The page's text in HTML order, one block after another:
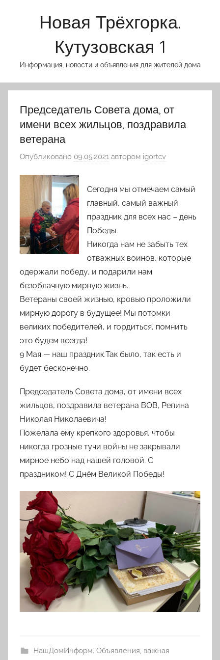
Новая Трёхгорка.
Кутузовская 1
Информация, новости и объявления для жителей дома
Председатель Совета дома, от
имени всех жильцов, поздравила
ветерана
Опубликовано 09.05.2021 автором igortcv
Сегодня мы отмечаем самый
главный, самый важный
праздник для всех нас – день
Победы.
Никогда нам не забыть тех
отважных воинов, которые
одержали победу, и подарили нам
безоблачную мирную жизнь.
Ветераны своей жизнью, кровью проложили
мирную дорогу в будущее! Мы потомки
великих победителей, и гордиться, помнить
это будем всегда!
9 Мая — наш праздник.Так было, так есть и
будет бесконечно.
Председатель Совета дома, от имени всех
жильцов, поздравила ветерана ВОВ, Репина
Николая Николаевича!
Пожелала ему крепкого здоровья, чтобы
никогда грозные тучи войны не закрывали
мирное небо над нашей головой. С
праздником! С Днём Великой Победы!
НашДомИнформ. Объявления, важная